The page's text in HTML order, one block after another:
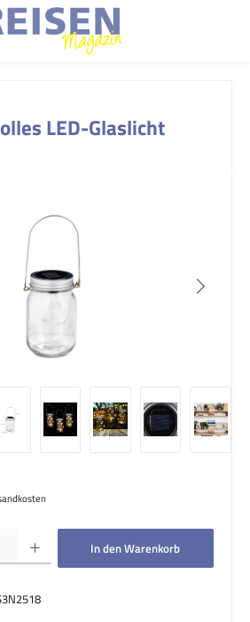
LED-Glaslicht
Wert ein oder benutze die Schaltflächen um
In den Warenkorb